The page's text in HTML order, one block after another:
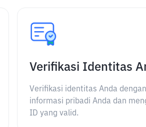
Verifikasi Identitas
Verifikasi identitas Anda
informasi pribadi Anda dan
ID yang valid.